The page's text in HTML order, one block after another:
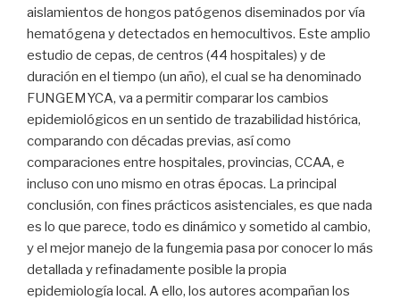
aislamientos de hongos patógenos diseminados por vía
hematógena y detectados en hemocultivos. Este amplio
estudio de cepas, de centros (44 hospitales) y de
duración en el tiempo (un año), el cual se ha denominado
FUNGEMYCA, va a permitir comparar los cambios
epidemiológicos en un sentido de trazabilidad histórica,
comparando con décadas previas, así como
comparaciones entre hospitales, provincias, CCAA, e
incluso con uno mismo en otras épocas. La principal
conclusión, con fines prácticos asistenciales, es que nada
es lo que parece, todo es dinámico y sometido al cambio,
y el mejor manejo de la fungemia pasa por conocer lo más
detallada y refinadamente posible la propia
epidemiología local. A ello, los autores acompañan los